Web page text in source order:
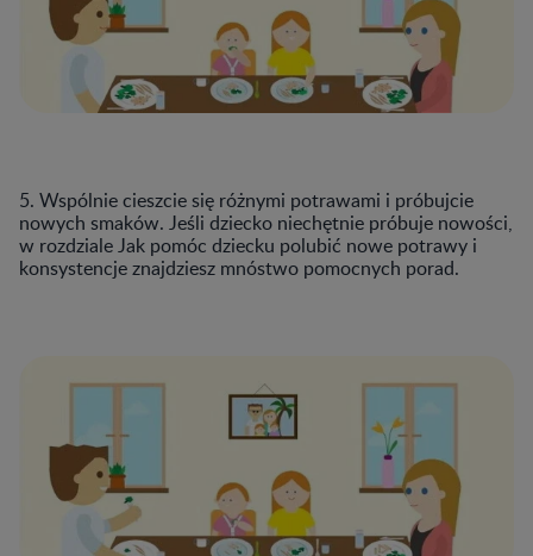
5. Wspólnie cieszcie się różnymi potrawami i próbujcie
nowych smaków. Jeśli dziecko niechętnie próbuje nowości,
w rozdziale Jak pomóc dziecku polubić nowe potrawy i
konsystencje znajdziesz mnóstwo pomocnych porad.